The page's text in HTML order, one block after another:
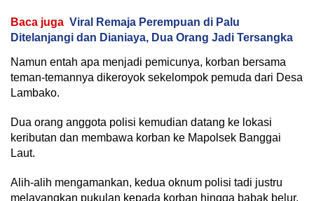
Baca juga Viral Remaja Perempuan di Palu
Ditelanjangi dan Dianiaya, Dua Orang Jadi Tersangka
Namun entah apa menjadi pemicunya, korban bersama
teman-temannya dikeroyok sekelompok pemuda dari Desa
Lambako.
Dua orang anggota polisi kemudian datang ke lokasi
keributan dan membawa korban ke Mapolsek Banggai
Laut.
Alih-alih mengamankan, kedua oknum polisi tadi justru
melayangkan pukulan kepada korban hingga babak belur.